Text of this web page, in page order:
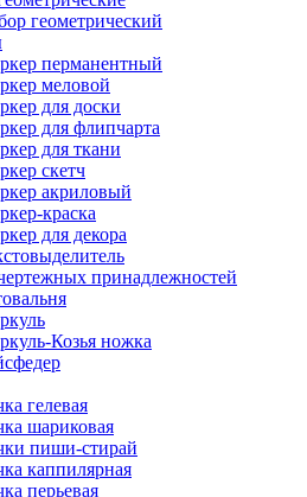
геометрический
перманентный
меловой
для доски
для флипчарта
для ткани
скетч
акриловый
краска
для декора
принадлежностей
Козья ножка
гелевая
шариковая
пиши-стирай
каппилярная
перьевая